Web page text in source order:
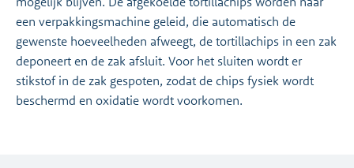
een verpakkingsmachine geleid, die automatisch de
gewenste hoeveelheden afweegt, de tortillachips in een zak
deponeert en de zak afsluit. Voor het sluiten wordt er
stikstof in de zak gespoten, zodat de chips fysiek wordt
beschermd en oxidatie wordt voorkomen.